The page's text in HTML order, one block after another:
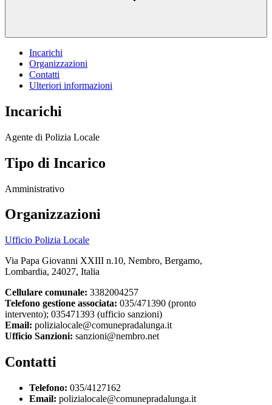
Incarichi
Organizzazioni
Contatti
Ulteriori informazioni
Incarichi
Agente di Polizia Locale
Tipo di Incarico
Amministrativo
Organizzazioni
Ufficio Polizia Locale
Via Papa Giovanni XXIII n.10, Nembro, Bergamo,
Lombardia, 24027, Italia
Cellulare comunale: 3382004257
Telefono gestione associata: 035/471390 (pronto
intervento); 035471393 (ufficio sanzioni)
Email: polizialocale@comunepradalunga.it
Ufficio Sanzioni: sanzioni@nembro.net
Contatti
Telefono: 035/4127162
Email: polizialocale@comunepradalunga.it